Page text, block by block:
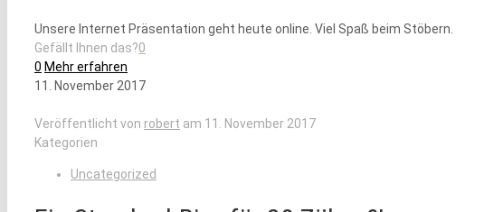
Unsere Internet Präsentation geht heute online. Viel Spaß beim Stöbern.
Gefällt Ihnen das?0
0 Mehr erfahren
11. November 2017
Veröffentlicht von robert am 11. November 2017
Kategorien
Uncategorized